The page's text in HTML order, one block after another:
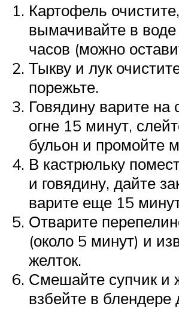
Картофель
вымачивайте в воде
часов (можно
Тыкву и лук
порежьте.
Говядину варите на
огне 15 минут,
бульон и промойте
В кастрюльку
и говядину, дайте
варите еще 15
Отварите
(около 5 минут) и
желток.
Смешайте супчик и
взбейте в блендере